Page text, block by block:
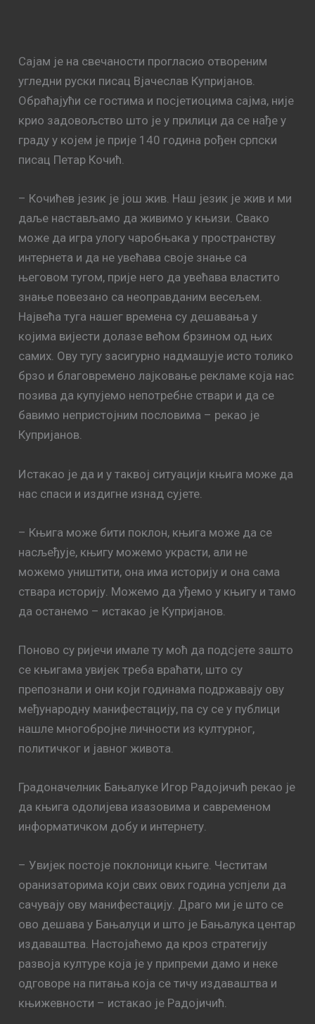
Сајам је на свечаности прогласио отвореним
угледни руски писац Вјачеслав Купријанов.
Обраћајући се гостима и посјетиоцима сајма, није
крио задовољство што је у прилици да се нађе у
граду у којем је прије 140 година рођен српски
писац Петар Кочић.
– Кочићев језик је још жив. Наш језик је жив и ми
даље настављамо да живимо у књизи. Свако
може да игра улогу чаробњака у пространству
интернета и да не увећава своје знање са
његовом тугом, прије него да увећава властито
знање повезано са неоправданим весељем.
Највећа туга нашег времена су дешавања у
којима вијести долазе већом брзином од њих
самих. Ову тугу засигурно надмашује исто толико
брзо и благовремено лајковање рекламе која нас
позива да купујемо непотребне ствари и да се
бавимо непристојним пословима – рекао је
Купријанов.
Истакао је да и у таквој ситуацији књига може да
нас спаси и издигне изнад сујете.
– Књига може бити поклон, књига може да се
насљеђује, књигу можемо украсти, али не
можемо уништити, она има историју и она сама
ствара историју. Можемо да уђемо у књигу и тамо
да останемо – истакао је Купријанов.
Поново су ријечи имале ту моћ да подсјете зашто
се књигама увијек треба враћати, што су
препознали и они који годинама подржавају ову
међународну манифестацију, па су се у публици
нашле многобројне личности из културног,
политичког и јавног живота.
Градоначелник Бањалуке Игор Радојичић рекао је
да књига одолијева изазовима и савременом
информатичком добу и интернету.
– Увијек постоје поклоници књиге. Честитам
оранизаторима који свих ових година успјели да
сачувају ову манифестацију. Драго ми је што се
ово дешава у Бањалуци и што је Бањалука центар
издаваштва. Настојаћемо да кроз стратегију
развоја културе која је у припреми дамо и неке
одговоре на питања која се тичу издаваштва и
књижевности – истакао је Радојичић.